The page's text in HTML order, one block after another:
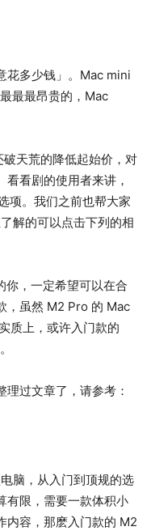
花多少钱」。Mac mini
最最昂贵的，Mac
天荒的降低起始价，对
看剧的使用者来讲，
项。我们之前也帮大家
解的可以点击下列的相
，一定希望可以在合
，虽然 M2 Pro 的 Mac
质上，或许入门款的
过文章了，请参考：
脑，从入门到顶规的选
有限，需要一款体积小
内容，那麽入门款的 M2